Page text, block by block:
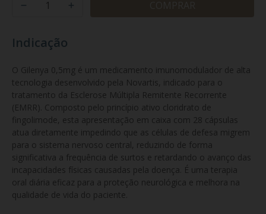
Indicação
O Gilenya 0,5mg é um medicamento imunomodulador de alta
tecnologia desenvolvido pela Novartis, indicado para o
tratamento da Esclerose Múltipla Remitente Recorrente
(EMRR). Composto pelo princípio ativo cloridrato de
fingolimode, esta apresentação em caixa com 28 cápsulas
atua diretamente impedindo que as células de defesa migrem
para o sistema nervoso central, reduzindo de forma
significativa a frequência de surtos e retardando o avanço das
incapacidades físicas causadas pela doença. É uma terapia
oral diária eficaz para a proteção neurológica e melhora na
qualidade de vida do paciente.